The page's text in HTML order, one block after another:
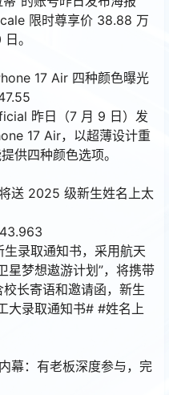
限时尊享价 38.88 万
。
17 Air 四种颜色曝光
昨日（7 月 9 日）发
17 Air，以超薄设计重
供四种颜色选项。
送 2025 级新生姓名上太
录取通知书，采用航天
星梦想遨游计划”，将携带
长寄语和邀请函，新生
大录取通知书# #姓名上
幕：有老板深度参与，完